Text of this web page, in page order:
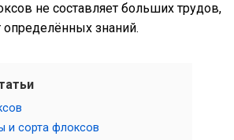
не составляет больших трудов,
определённых знаний.
и сорта флоксов